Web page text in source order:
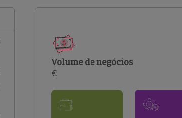
Volume de negócios
€